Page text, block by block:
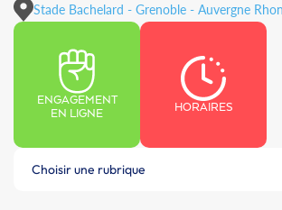
Stade Bachelard - Grenoble - Auvergne
ENGAGEMENT
EN LIGNE
HORAIRES
Choisir une rubrique